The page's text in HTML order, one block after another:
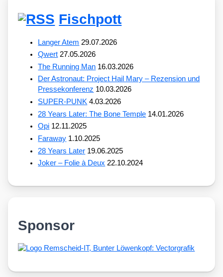
Fischpott
Langer Atem 29.07.2026
Qwert 27.05.2026
The Running Man 16.03.2026
Der Astronaut: Project Hail Mary – Rezension und
Pressekonferenz 10.03.2026
SUPER-PUNK 4.03.2026
28 Years Later: The Bone Temple 14.01.2026
Opi 12.11.2025
Faraway 1.10.2025
28 Years Later 19.06.2025
Joker – Folie à Deux 22.10.2024
Sponsor